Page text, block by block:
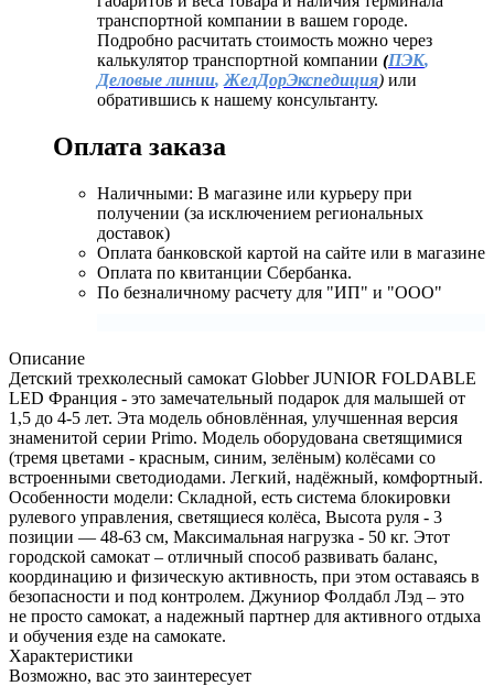
транспортной компании в вашем городе.
Подробно расчитать стоимость можно через
калькулятор транспортной компании (ПЭК,
Деловые линии, ЖелДорЭкспедиция) или
обратившись к нашему консультанту.
Оплата заказа
Наличными: В магазине или курьеру при
получении (за исключением региональных
доставок)
Оплата банковской картой на сайте или в магазине
Оплата по квитанции Сбербанка.
По безналичному расчету для "ИП" и "ООО"
Описание
Детский трехколесный самокат Globber JUNIOR FOLDABLE
LED Франция - это замечательный подарок для малышей от
1,5 до 4-5 лет. Эта модель обновлённая, улучшенная версия
знаменитой серии Primo. Модель оборудована светящимися
(тремя цветами - красным, синим, зелёным) колёсами со
встроенными светодиодами. Легкий, надёжный, комфортный.
Особенности модели: Складной, есть система блокировки
рулевого управления, светящиеся колёса, Высота руля - 3
позиции — 48-63 см, Максимальная нагрузка - 50 кг. Этот
городской самокат – отличный способ развивать баланс,
координацию и физическую активность, при этом оставаясь в
безопасности и под контролем. Джуниор Фолдабл Лэд – это
не просто самокат, а надежный партнер для активного отдыха
и обучения езде на самокате.
Характеристики
Возможно, вас это заинтересует